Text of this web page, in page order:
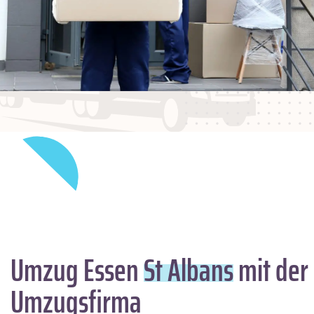
Umzug EssenSt Albansmit
Umzugsfirma